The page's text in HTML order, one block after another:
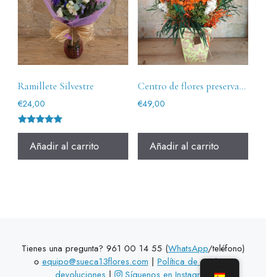
Ramillete Silvestre
€24,00
Valorado
5.00Añadir al carrito
Centro de flores preservadas La Taronja
€49,00
Añadir al carrito
Tienes una pregunta? 961 00 14 55 (WhatsApp/teléfono)
o equipo@sueca13flores.com | Política de envíos y